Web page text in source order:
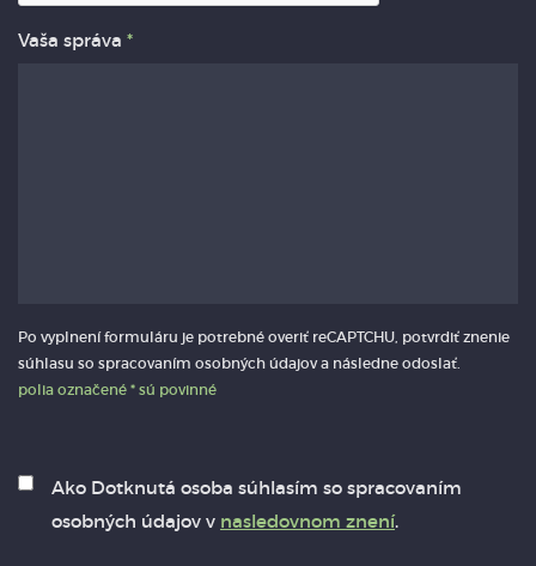
Vaša správa *
Po vyplnení formuláru je potrebné overiť reCAPTCHU, potvrdiť znenie
súhlasu so spracovaním osobných údajov a následne odoslať.
polia označené * sú povinné
Ako Dotknutá osoba súhlasím so spracovaním
osobných údajov v nasledovnom znení.